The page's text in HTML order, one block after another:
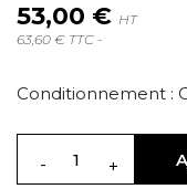
53,00 € HT
63,60 € TTC -
Conditionnement :